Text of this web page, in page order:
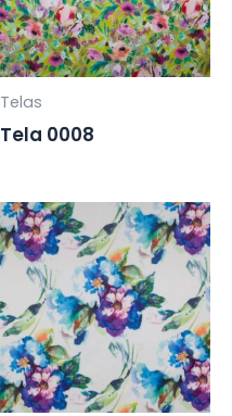
Telas
Tela 0008